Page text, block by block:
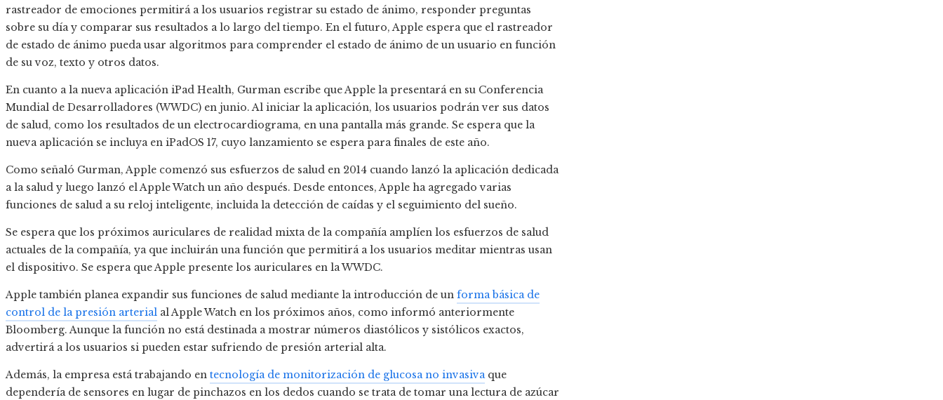
rastreador de emociones permitirá a los usuarios registrar su estado de ánimo, responder preguntas
sobre su día y comparar sus resultados a lo largo del tiempo. En el futuro, Apple espera que el rastreador
de estado de ánimo pueda usar algoritmos para comprender el estado de ánimo de un usuario en función
de su voz, texto y otros datos.
En cuanto a la nueva aplicación iPad Health, Gurman escribe que Apple la presentará en su Conferencia
Mundial de Desarrolladores (WWDC) en junio. Al iniciar la aplicación, los usuarios podrán ver sus datos
de salud, como los resultados de un electrocardiograma, en una pantalla más grande. Se espera que la
nueva aplicación se incluya en iPadOS 17, cuyo lanzamiento se espera para finales de este año.
Como señaló Gurman, Apple comenzó sus esfuerzos de salud en 2014 cuando lanzó la aplicación dedicada
a la salud y luego lanzó el Apple Watch un año después. Desde entonces, Apple ha agregado varias
funciones de salud a su reloj inteligente, incluida la detección de caídas y el seguimiento del sueño.
Se espera que los próximos auriculares de realidad mixta de la compañía amplíen los esfuerzos de salud
actuales de la compañía, ya que incluirán una función que permitirá a los usuarios meditar mientras usan
el dispositivo. Se espera que Apple presente los auriculares en la WWDC.
Apple también planea expandir sus funciones de salud mediante la introducción de un forma básica de
control de la presión arterial al Apple Watch en los próximos años, como informó anteriormente
Bloomberg. Aunque la función no está destinada a mostrar números diastólicos y sistólicos exactos,
advertirá a los usuarios si pueden estar sufriendo de presión arterial alta.
Además, la empresa está trabajando en tecnología de monitorización de glucosa no invasivaque
dependería de sensores en lugar de pinchazos en los dedos cuando se trata de tomar una lectura de azúcar